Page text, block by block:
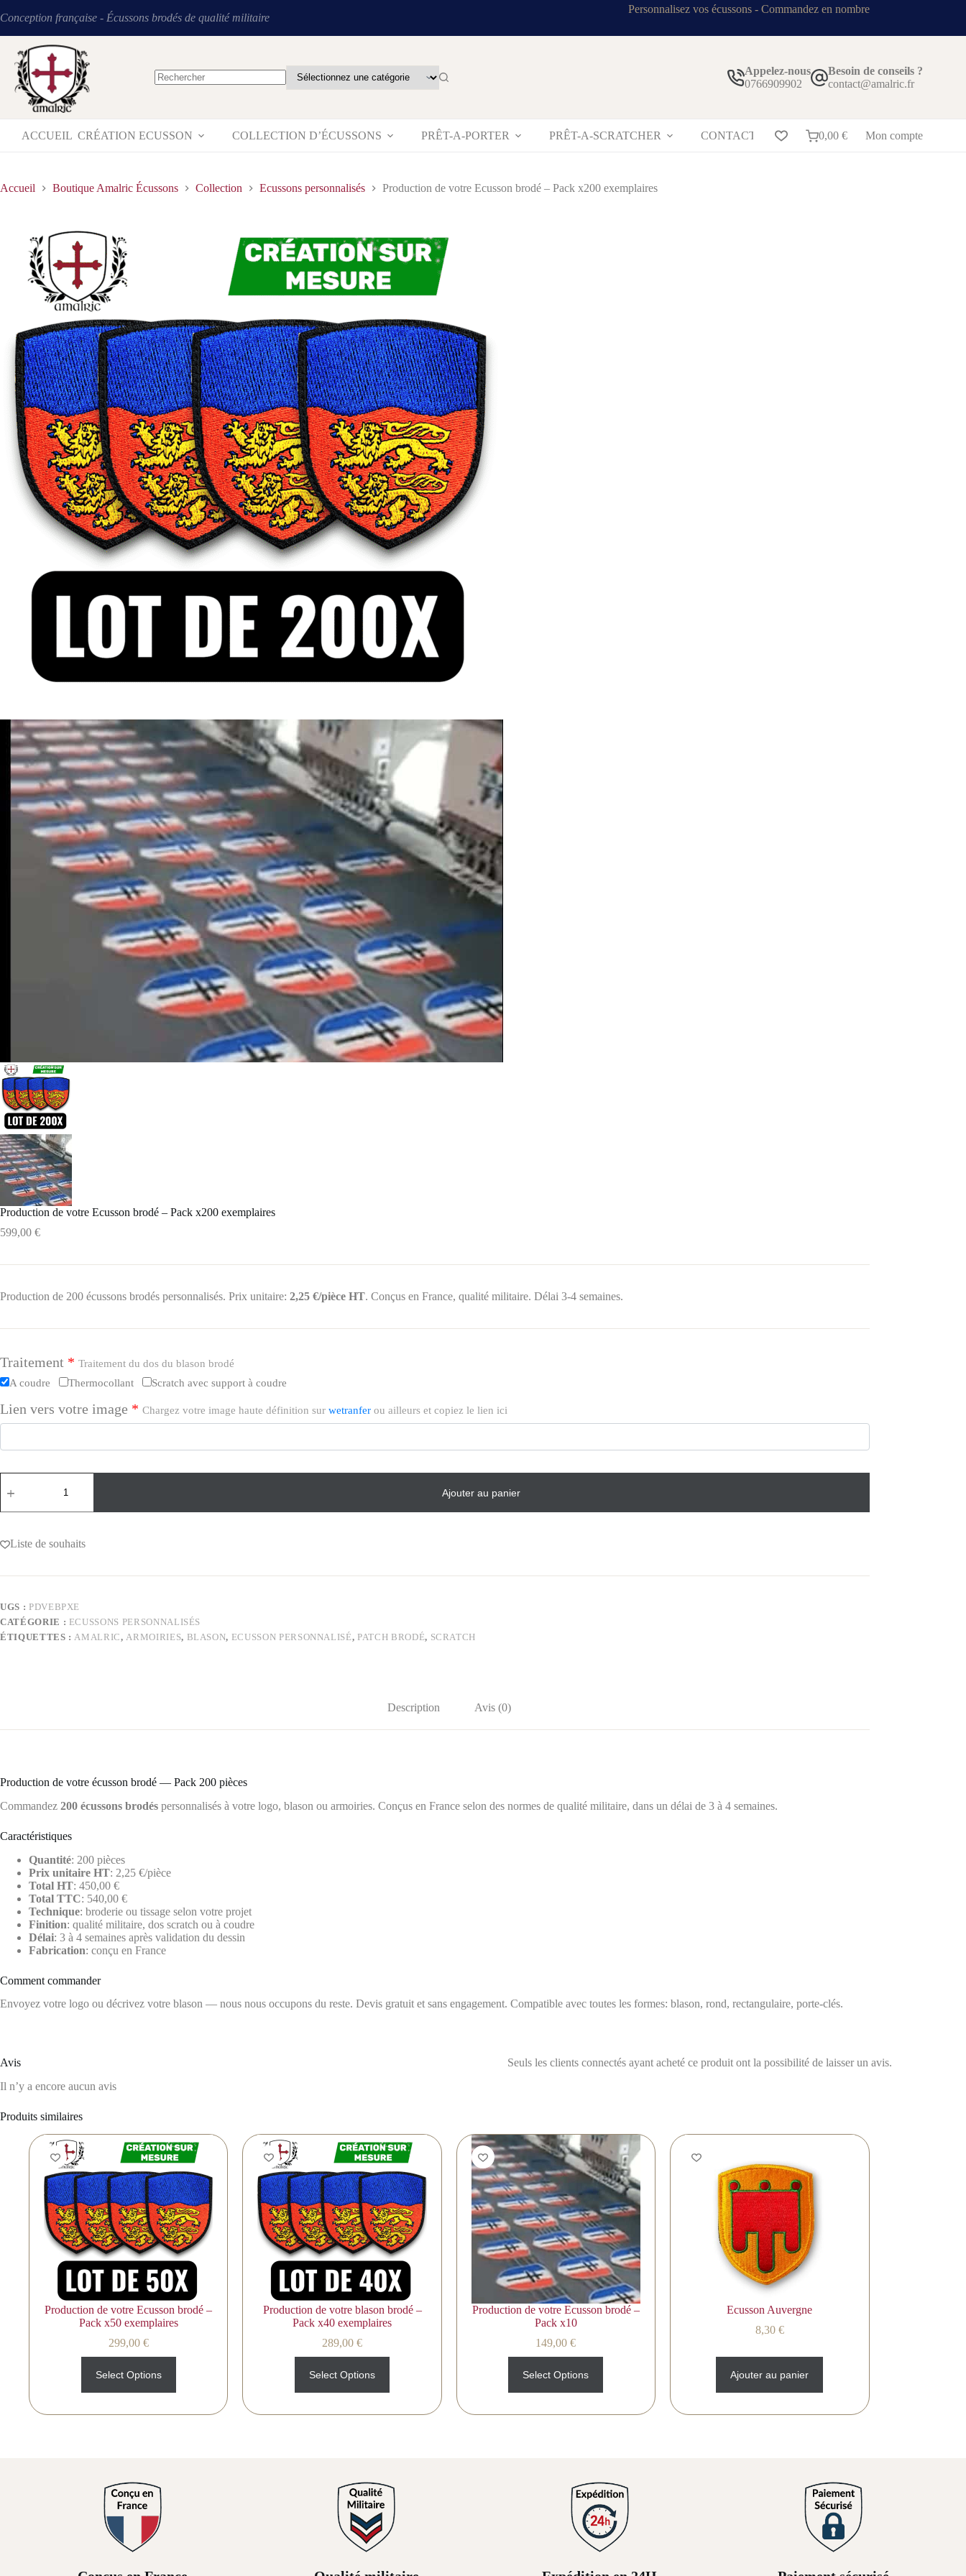
Conception française - Écussons brodés de qualité militaire
Personnalisez vos écussons - Commandez en nombre
Appelez-nous
0766909902
Besoin de conseils ?
contact@amalric.fr
ACCUEIL CRÉATION ECUSSON COLLECTION D’ÉCUSSONS PRÊT-A-PORTER PRÊT-A-SCRATCHER CONTACT BLOG0,00 € Mon compte
Accueil Boutique Amalric Écussons Collection Ecussons personnalisés Production de votre Ecusson brodé – Pack x200 exemplaires
Production de votre Ecusson brodé – Pack x200 exemplaires
599,00 €
Production de 200 écussons brodés personnalisés. Prix unitaire: 2,25 €/pièce HT. Conçus en France, qualité militaire. Délai 3-4 semaines.
Traitement * Traitement du dos du blason brodé
A coudre
Thermocollant Scratch avec support à coudre
Lien vers votre image * Chargez votre image haute définition sur wetranfer ou ailleurs et copiez le lien ici
Ajouter au panier
Liste de souhaits
UGS : PDVEBPXE
CATÉGORIE : ECUSSONS PERSONNALISÉS
ÉTIQUETTES :AMALRIC,ARMOIRIES, BLASON, ECUSSON PERSONNALISÉ, PATCH BRODÉ, SCRATCH
Description Avis (0)
Production de votre écusson brodé — Pack 200 pièces
Commandez 200 écussons brodés personnalisés à votre logo, blason ou armoiries. Conçus en France selon des normes de qualité militaire, dans un délai de 3 à 4 semaines.
Caractéristiques
Quantité: 200 pièces
Prix unitaire HT: 2,25 €/pièce
Total HT: 450,00 €
Total TTC: 540,00 €
Technique: broderie ou tissage selon votre projet
Finition: qualité militaire, dos scratch ou à coudre
Délai: 3 à 4 semaines après validation du dessin
Fabrication: conçu en France
Comment commander
Envoyez votre logo ou décrivez votre blason — nous nous occupons du reste. Devis gratuit et sans engagement. Compatible avec toutes les formes: blason, rond, rectangulaire, porte-clés.
Avis
Il n’y a encore aucun avis
Seuls les clients connectés ayant acheté ce produit ont la possibilité de laisser un avis.
Produits similaires
Production de votre Ecusson brodé –
Pack x50 exemplaires
299,00 €
Select Options
Production de votre blason brodé –
Pack x40 exemplaires
289,00€
Select Options
Production de votre Ecusson brodé –
Pack x10
149,00€
Select Options
Ecusson Auvergne
8,30 €
Ajouter au panier